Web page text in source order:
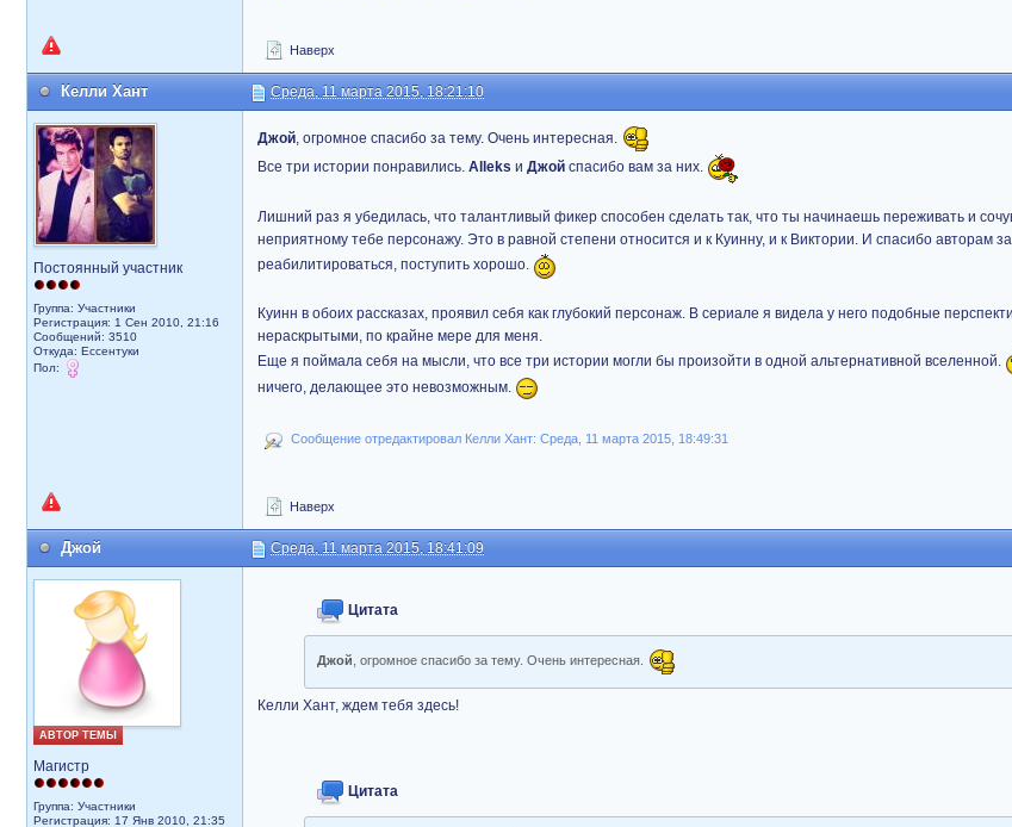
Наверх
Келли Хант Среда, 11 марта 2015, 18:21:10
Постоянный участник
Группа: Участники
Регистрация: 1 Сен 2010, 21:16
Сообщений: 3510
Откуда: Ессентуки
Пол:
Джой , огромное спасибо за тему. Очень интересная.
Все три истории понравились. Alleks и Джой спасибо вам за них.
Лишний раз я убедилась, что талантливый фикер способен сделать так, что ты начинаешь переживать и
неприятному тебе персонажу. Это в равной степени относится и к Куинну, и к Виктории. И спасибо авторам
реабилитироваться, поступить хорошо.
Куинн в обоих рассказах, проявил себя как глубокий персонаж. В сериале я видела у него подобные
нераскрытыми, по крайне мере для меня.
Еще я поймала себя на мысли, что все три истории могли бы произойти в одной альтернативной вселенной.
ничего, делающее это невозможным.
Сообщение отредактировал Келли Хант: Среда, 11 марта 2015, 18:49:31
Наверх
Джой Среда, 11 марта 2015, 18:41:09
АВТОР ТЕМЫ
Магистр
Группа: Участники
Регистрация: 17 Янв 2010, 21:35
Цитата
Джой , огромное спасибо за тему. Очень интересная.
Келли Хант, ждем тебя здесь!
Цитата